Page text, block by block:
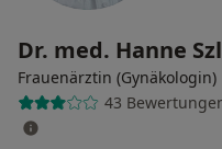
Dr. med. Hanne
Frauenärztin (Gynäkologin)
43